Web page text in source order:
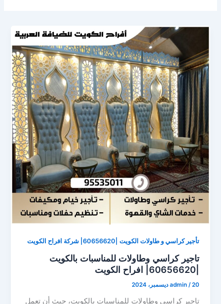
تأجير كراسي و طاولات الكويت |60656620| شركة افراح الكويت
تاجير كراسي وطاولات للمناسبات بالكويت
|60656620| افراح الكويت
admin /20 ديسمبر، 2024
تاجير كراسي وطاولات للمناسبات بالكويت، حيث أن تعمل